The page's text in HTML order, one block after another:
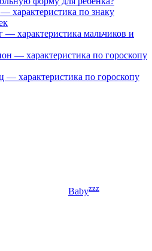
характеристика по знаку
— характеристика мальчиков и
— характеристика по гороскопу
— характеристика по гороскопу
Babyzzz